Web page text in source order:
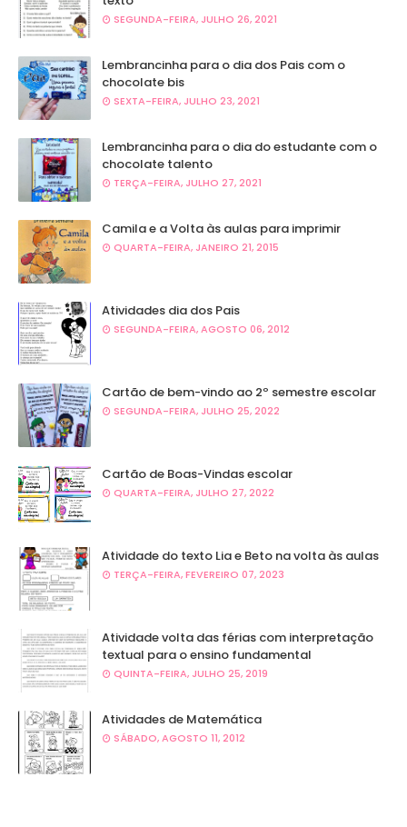
SEGUNDA-FEIRA, JULHO 26, 2021
Lembrancinha para o dia dos Pais com o
chocolate bis
SEXTA-FEIRA, JULHO 23, 2021
Lembrancinha para o dia do estudante com o
chocolate talento
TERÇA-FEIRA, JULHO 27, 2021
Camila e a Volta às aulas para imprimir
QUARTA-FEIRA, JANEIRO 21, 2015
Atividades dia dos Pais
SEGUNDA-FEIRA, AGOSTO 06, 2012
Cartão de bem-vindo ao 2º semestre escolar
SEGUNDA-FEIRA, JULHO 25, 2022
Cartão de Boas-Vindas escolar
QUARTA-FEIRA, JULHO 27, 2022
Atividade do texto Lia e Beto na volta às aulas
TERÇA-FEIRA, FEVEREIRO 07, 2023
Atividade volta das férias com interpretação
textual para o ensino fundamental
QUINTA-FEIRA, JULHO 25, 2019
Atividades de Matemática
SÁBADO, AGOSTO 11, 2012